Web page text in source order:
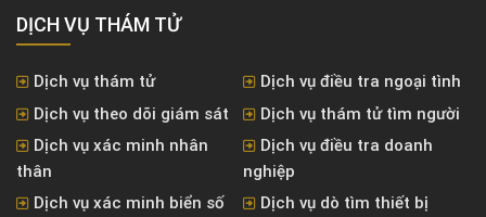
DỊCH VỤ THÁM TỬ
Dịch vụ thám tử
Dịch vụ điều tra ngoại tình
Dịch vụ theo dõi giám sát
Dịch vụ thám tử tìm người
Dịch vụ xác minh nhân
thân
Dịch vụ điều tra doanh
nghiệp
Dịch vụ xác minh biển số
Dịch vụ dò tìm thiết bị